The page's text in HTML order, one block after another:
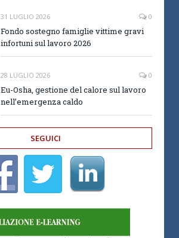
31 LUGLIO 2026 0
Fondo sostegno famiglie vittime gravi
infortuni sul lavoro 2026
28 LUGLIO 2026 0
Eu-Osha, gestione del calore sul lavoro
nell’emergenza caldo
SEGUICI